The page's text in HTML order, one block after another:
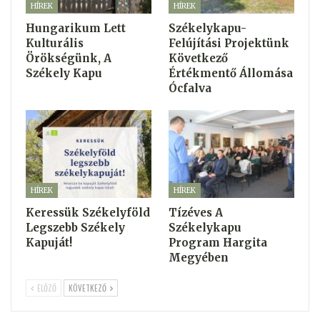
HÍREK
Hungarikum Lett
Kulturális
Örökségünk, A
Székely Kapu
HÍREK
Székelykapu-
Felújítási Projektünk
Következő
Értékmentő Állomása
Ócfalva
HÍREK
Keressük Székelyföld
Legszebb Székely
Kapuját!
HÍREK
Tízéves A
Székelykapu
Program Hargita
Megyében
ELŐZŐ KÖVETKEZŐ